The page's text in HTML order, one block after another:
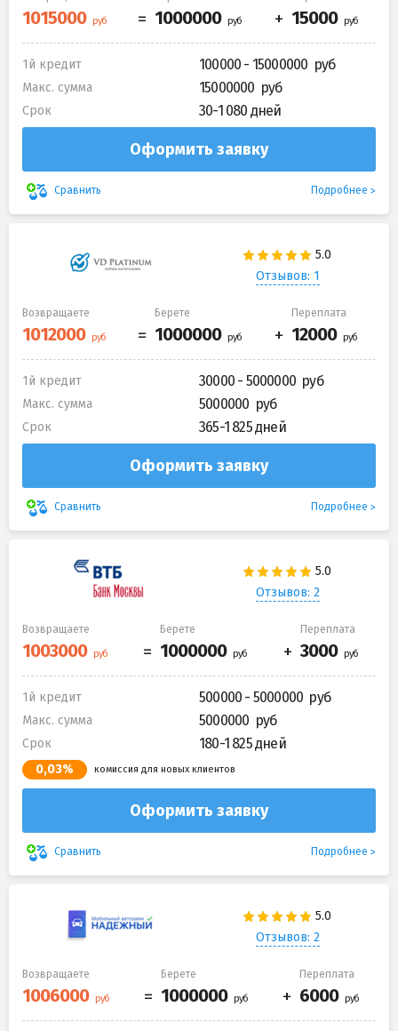
1й кредит 100000 - 15000000
Макс. сумма 15000000
Срок 30-1 080 дней
Оформить заявку
Сравнить Подробнее
Отзывов: 1
Возвращаете Берете Переплата
1й кредит 30000 - 5000000
Макс. сумма 5000000
Срок 365-1 825 дней
Оформить заявку
Сравнить Подробнее
Отзывов: 2
Возвращаете Берете Переплата
1й кредит 500000 - 5000000
Макс. сумма 5000000
Срок 180-1 825 дней
0,03% комиссия для новых клиентов
Оформить заявку
Сравнить Подробнее
Отзывов: 2
Возвращаете Берете Переплата